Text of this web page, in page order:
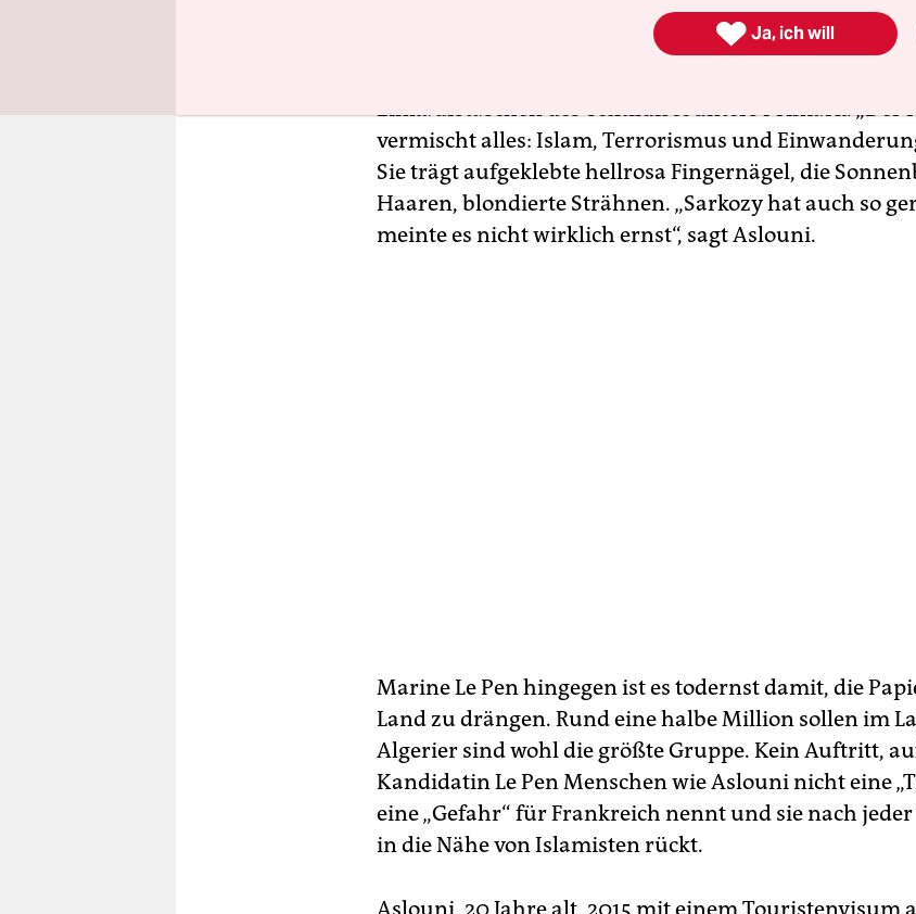
von Marseille, steht zu dieser Zeit Ikram Aslouni. Um
Touristen, die zu den sandfarbenen Hallen des alten
Einkaufstaschen des Textildiscounters Primark. „Der
vermischt alles: Islam, Terrorismus und
Sie trägt aufgeklebte hellrosa Fingernägel, die
Haaren, blondierte Strähnen. „Sarkozy hat auch so
meinte es nicht wirklich ernst“, sagt Aslouni.
Marine Le Pen hingegen ist es todernst damit, die
Land zu drängen. Rund eine halbe Million sollen im
Algerier sind wohl die größte Gruppe. Kein Auftritt,
Kandidatin Le Pen Menschen wie Aslouni nicht eine
eine „Gefahr“ für Frankreich nennt und sie nach
in die Nähe von Islamisten rückt.
Aslouni, 20 Jahre alt, 2015 mit einem Touristenvisum
 Ja, ich will